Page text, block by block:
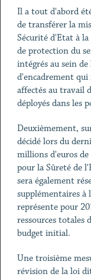
Il a tout d'abord
de transférer la
Sécurité d'Etat à
de protection du
intégrés au sein
d'encadrement
affectés au travail
déployés dans les
Deuxièmement,
décidé lors du
millions d'euros
pour la Sûreté de
sera également
supplémentaires à
représente pour
ressources totales
budget initial.
Une troisième
révision de la loi